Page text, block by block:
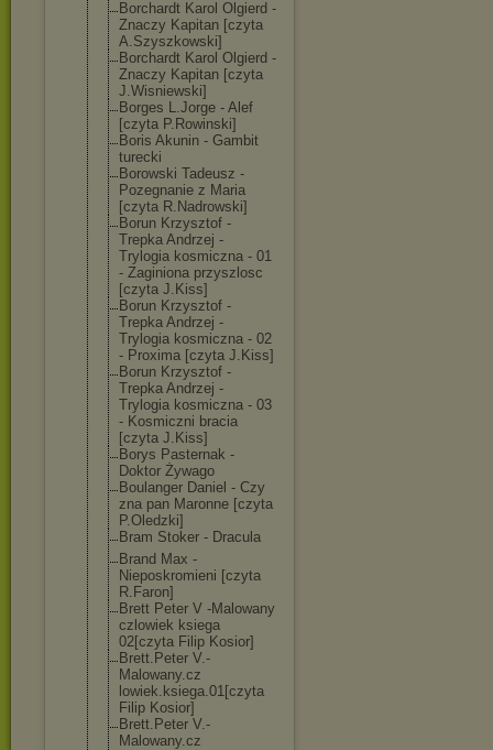
Borchardt Karol Olgierd -
Znaczy Kapitan [czyta
A.Szyszkowski]
Borchardt Karol Olgierd -
Znaczy Kapitan [czyta
J.Wisniewski]
Borges L.Jorge - Alef
[czyta P.Rowinski]
Boris Akunin - Gambit
turecki
Borowski Tadeusz -
Pozegnanie z Maria
[czyta R.Nadrowski]
Borun Krzysztof -
Trepka Andrzej -
Trylogia kosmiczna - 01
- Zaginiona przyszlosc
[czyta J.Kiss]
Borun Krzysztof -
Trepka Andrzej -
Trylogia kosmiczna - 02
- Proxima [czyta J.Kiss]
Borun Krzysztof -
Trepka Andrzej -
Trylogia kosmiczna - 03
- Kosmiczni bracia
[czyta J.Kiss]
Borys Pasternak -
Doktor Żywago
Boulanger Daniel - Czy
zna pan Maronne [czyta
P.Oledzki]
Bram Stoker - Dracula
Brand Max -
Nieposkromieni [czyta
R.Faron]
Brett Peter V -Malowany
czlowiek ksiega
02[czyta Filip Kosior]
Brett.Peter V.-
Malowany.cz
lowiek.ksiega.01[czyta
Filip Kosior]
Brett.Peter V.-
Malowany.cz